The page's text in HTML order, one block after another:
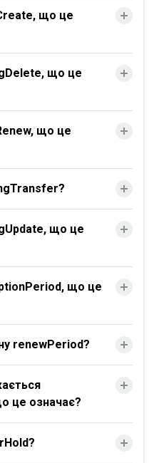
що це
що це
що це
що це
що це
renewPeriod?
це означає?